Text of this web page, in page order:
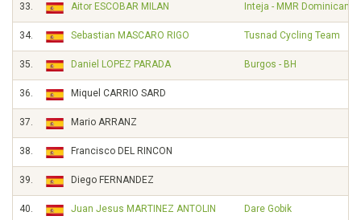
33. Aitor ESCOBAR MILAN Inteja - MMR Dominican
34. Sebastian MASCARO RIGO Tusnad Cycling Team
35. Daniel LOPEZ PARADA Burgos - BH
36. Miquel CARRIO SARD
37. Mario ARRANZ
38. Francisco DEL RINCON
39. Diego FERNANDEZ
40. Juan Jesus MARTINEZ ANTOLIN Dare Gobik